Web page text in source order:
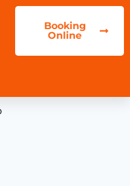
Booking
Online